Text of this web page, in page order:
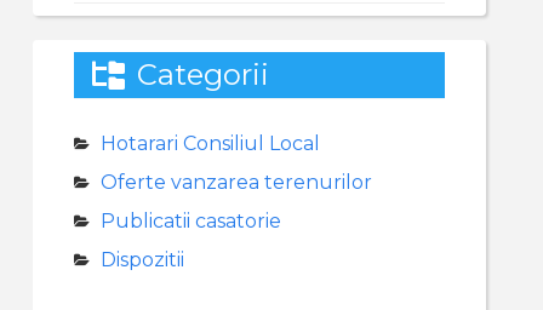
Categorii
Hotarari Consiliul Local
Oferte vanzarea terenurilor
Publicatii casatorie
Dispozitii